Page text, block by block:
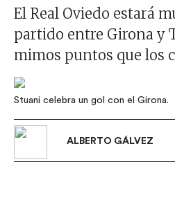
El Real Oviedo estará
partido entre Girona y
mimos puntos que los
Imagen
Stuani celebra un gol con el Girona.
ALBERTO GÁLVEZ